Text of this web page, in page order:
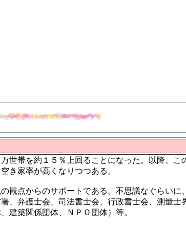
帯を約１５％上回ることになった。以降、こ
き家率が高くなりつつある。
点からのサポートである。不思議なぐらいに
弁護士会、司法書士会、行政書士会、測量士
建築関係団体、ＮＰＯ団体）等。